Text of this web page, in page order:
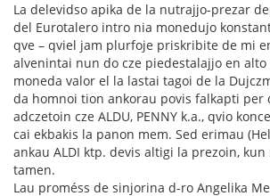
La delevidso apika de la nutrajjo-prezar
del Eurotalero intro nia monedujo
qve – qviel jam plurfoje priskribite de mi
alvenintai nun do cze piedestalajjo en alto
moneda valor el la lastai tagoi de la
da homnoi tion ankorau povis falkapti
adczetoin cze ALDU, PENNY k.a., qvio
cai ekbakis la panon mem. Sed erimau
ankau ALDI ktp. devis altigi la prezoin, kun
tamen.
Lau proméss de sinjorina d-ro Angelika